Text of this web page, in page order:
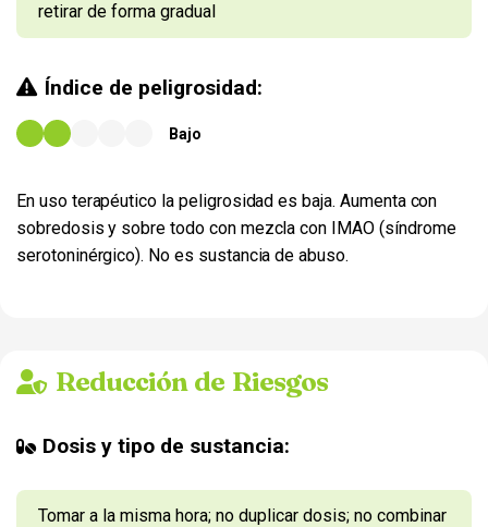
retirar de forma gradual
Índice de peligrosidad:
Bajo
En uso terapéutico la peligrosidad es baja. Aumenta con
sobredosis y sobre todo con mezcla con IMAO (síndrome
serotoninérgico). No es sustancia de abuso.
Reducción de Riesgos
Dosis y tipo de sustancia:
Tomar a la misma hora; no duplicar dosis; no combinar